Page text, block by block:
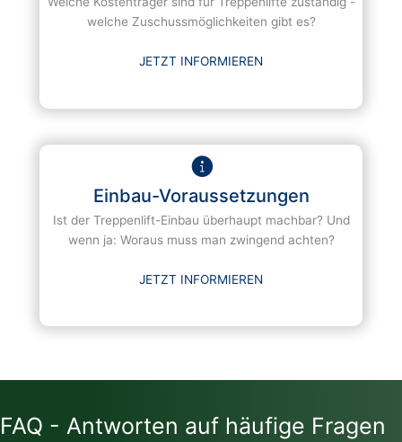
welche Zuschussmöglichkeiten gibt es?
JETZT INFORMIEREN
Einbau-Voraussetzungen
Ist der Treppenlift-Einbau überhaupt machbar? Und
wenn ja: Woraus muss man zwingend achten?
JETZT INFORMIEREN
FAQ - Antworten auf häufige Fragen